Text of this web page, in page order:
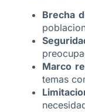
Brecha
Marco
temas